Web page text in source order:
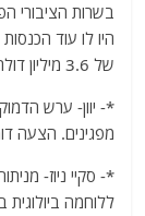
בשרות הציבורי הפדרלי
היו לו עוד
של 3.6 מיליון דולר.
מפגינים. הצעה
*- סקיי ניוז-
ללוחמה